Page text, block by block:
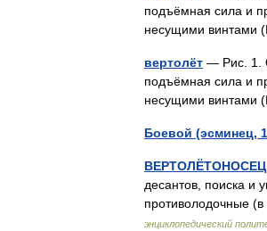
подъёмная сила и
несущими винтами
вертолёт — Рис. 1.
подъёмная сила и
несущими винтами
Боевой (эсминец,
ВЕРТОЛЁТОНОСЕЦ
десантов, поиска и
противолодочные
энциклопедический